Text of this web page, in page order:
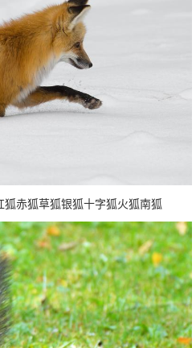
赤狐草狐银狐十字狐火狐南狐